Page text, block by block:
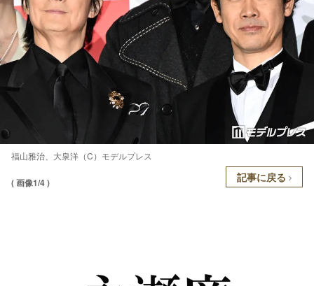
福山雅治、大泉洋（C）モデルプレス
( 画像1/4 ) 記事に戻る